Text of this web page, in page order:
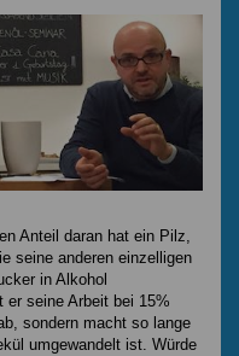
Anteil daran hat ein Pilz,
seine anderen einzelligen
in Alkohol
seine Arbeit bei 15%
sondern macht so lange
umgewandelt ist. Würde